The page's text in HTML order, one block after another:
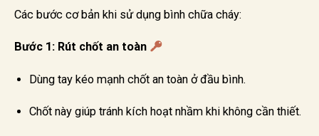
Các bước cơ bản khi sử dụng bình chữa cháy:
Bước 1: Rút chốt an toàn
Dùng tay kéo mạnh chốt an toàn ở đầu bình.
Chốt này giúp tránh kích hoạt nhầm khi không cần thiết.